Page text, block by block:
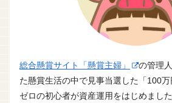
総合懸賞サイト「懸賞主婦」
の管理
た懸賞生活の中で見事当選した「100
ゼロの初心者が資産運用をはじめまし